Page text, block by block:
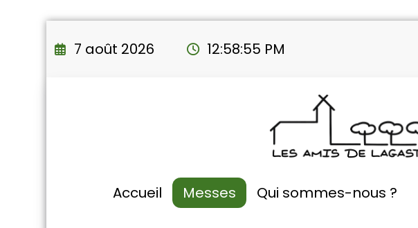
au
7 août 2026 12:58:56 PM
Accueil Messes Qui sommes-nous ?